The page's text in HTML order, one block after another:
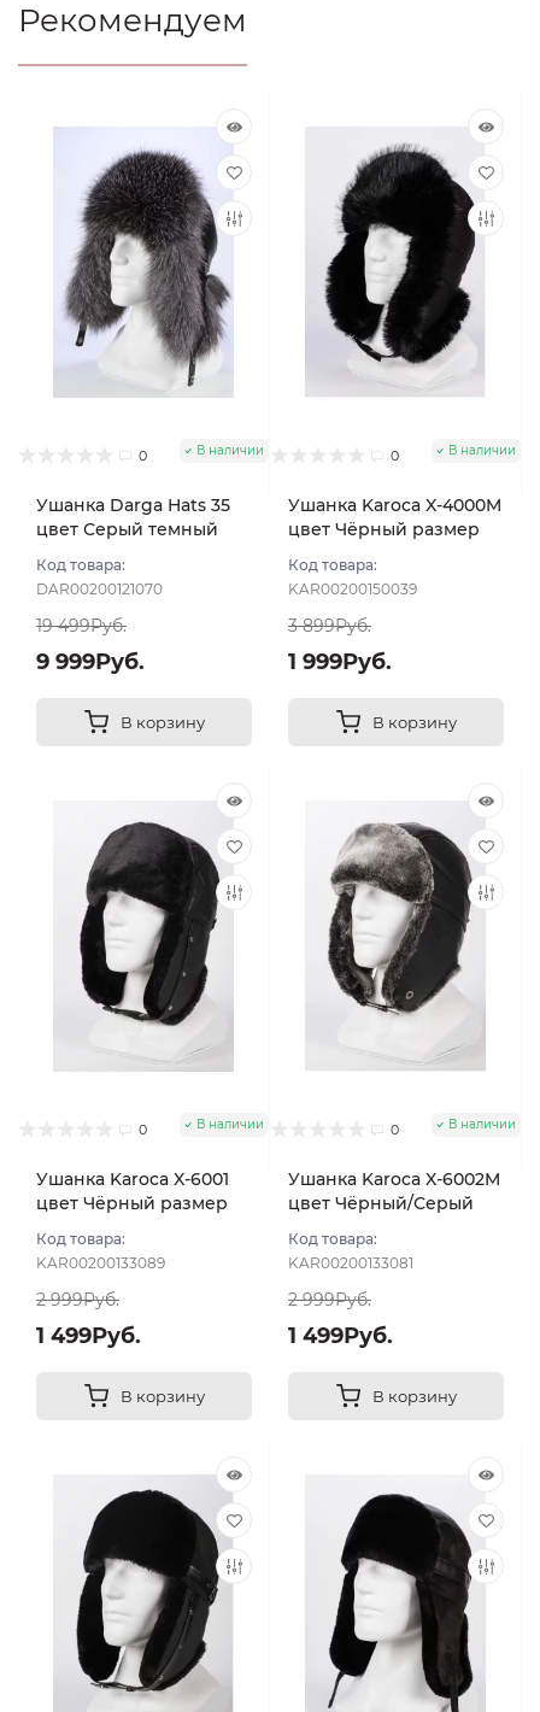
Рекомендуем
0 В наличии
Ушанка Darga Hats 35
цвет Серый темный
Код товара:
DAR00200121070
19 499Руб.
9 999Руб.
В корзину
0 В наличии
Ушанка Karoca X-4000M
цвет Чёрный размер
Код товара:
KAR00200150039
3 899Руб.
1 999Руб.
В корзину
0 В наличии
Ушанка Karoca X-6001
цвет Чёрный размер
Код товара:
KAR00200133089
2 999Руб.
1 499Руб.
В корзину
0 В наличии
Ушанка Karoca X-6002M
цвет Чёрный/Серый
Код товара:
KAR00200133081
2 999Руб.
1 499Руб.
В корзину